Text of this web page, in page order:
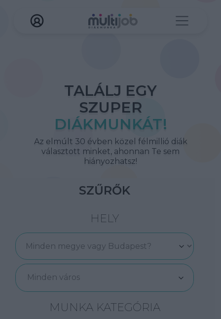
TALÁLJ EGY
SZUPER
DIÁKMUNKÁT!
Az elmúlt 30 évben közel félmillió diák
választott minket, ahonnan Te sem
hiányozhatsz!
SZŰRŐK
HELY
Minden város
MUNKA KATEGÓRIA